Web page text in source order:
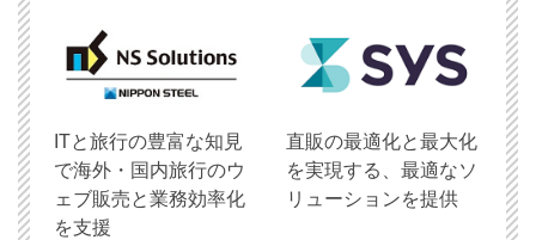
ITと旅行の豊富な知見
で海外・国内旅行のウ
ェブ販売と業務効率化
を支援
直販の最適化と最大化
を実現する、最適なソ
リューションを提供